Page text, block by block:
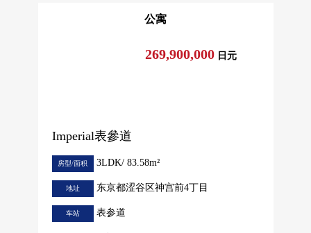
公寓
Imperial表參道
269,900,000 日元
房型/面积 3LDK/ 83.58m²
地址 东京都涩谷区神宫前4丁目
车站 表参道